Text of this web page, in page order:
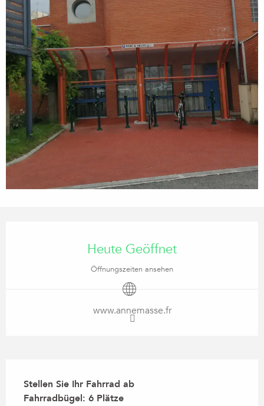
Heute Geöffnet
Öffnungszeiten ansehen
www.annemasse.fr
Stellen Sie Ihr Fahrrad ab
Fahrradbügel: 6 Plätze